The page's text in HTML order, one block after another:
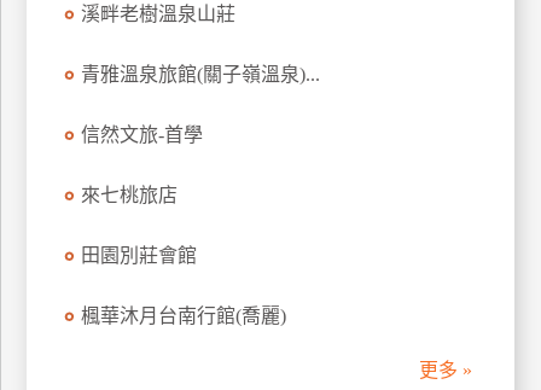
溪畔老樹溫泉山莊
青雅溫泉旅館(關子嶺溫泉)...
信然文旅-首學
來七桃旅店
田園別莊會館
楓華沐月台南行館(喬麗)
更多 »